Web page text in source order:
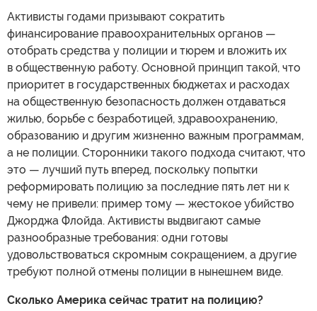
Активисты годами призывают сократить
финансирование правоохранительных органов —
отобрать средства у полиции и тюрем и вложить их
в общественную работу. Основной принцип такой, что
приоритет в государственных бюджетах и расходах
на общественную безопасность должен отдаваться
жилью, борьбе с безработицей, здравоохранению,
образованию и другим жизненно важным программам,
а не полиции. Сторонники такого подхода считают, что
это — лучший путь вперед, поскольку попытки
реформировать полицию за последние пять лет ни к
чему не привели: пример тому — жестокое убийство
Джорджа Флойда. Активисты выдвигают самые
разнообразные требования: одни готовы
удовольствоваться скромным сокращением, а другие
требуют полной отмены полиции в нынешнем виде.
Сколько Америка сейчас тратит на полицию?